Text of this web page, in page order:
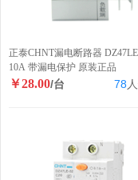
正泰CHNT漏电断路器 DZ47LE
10A 带漏电保护 原装正品
￥28.00/台 78 人